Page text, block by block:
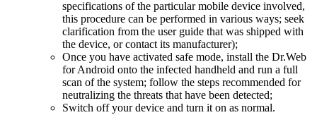
specifications of the particular mobile device involved,
this procedure can be performed in various ways; seek
clarification from the user guide that was shipped with
the device, or contact its manufacturer);
Once you have activated safe mode, install the Dr.Web
for Android onto the infected handheld and run a full
scan of the system; follow the steps recommended for
neutralizing the threats that have been detected;
Switch off your device and turn it on as normal.